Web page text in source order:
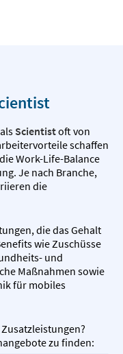
Scientistoft von
schaffen
Work-Life-Balance
Je nach Branche,
die
die das Gehalt
wie Zuschüsse
und
Maßnahmen sowie
für mobiles
zu finden: